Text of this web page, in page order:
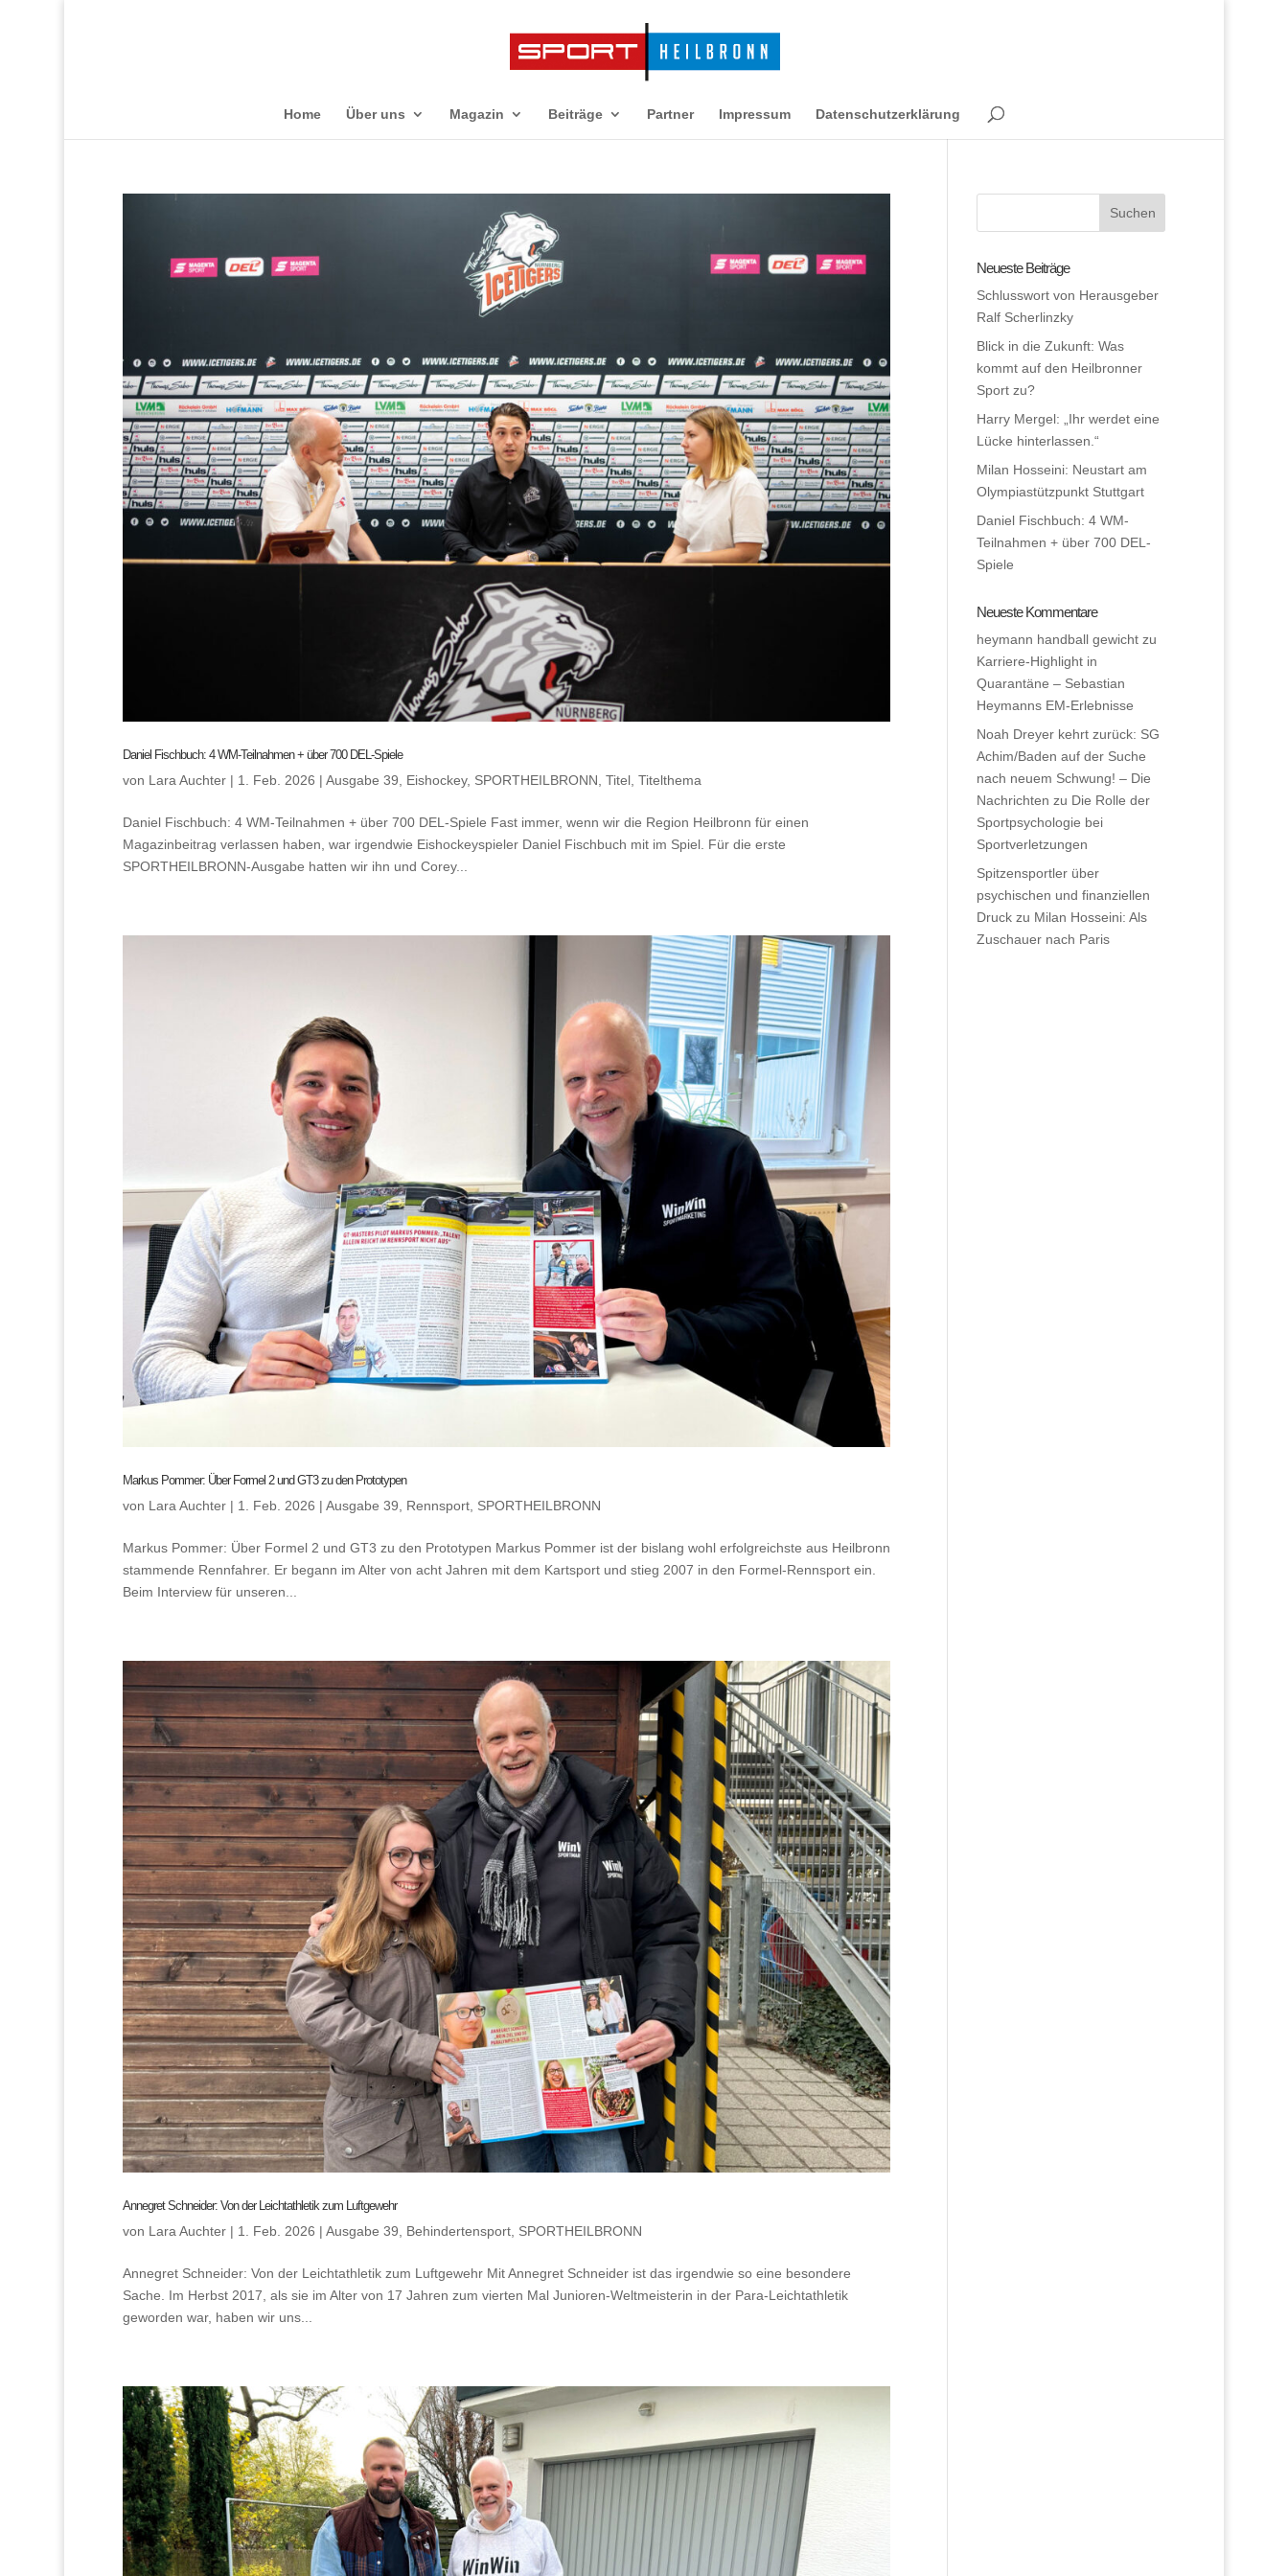
Home Über uns Magazin Beiträge Partner Impressum Datenschutzerklärung
Daniel Fischbuch: 4 WM-Teilnahmen + über 700 DEL-Spiele
von Lara Auchter| 1. Feb. 2026 | Ausgabe 39, Eishockey, SPORTHEILBRONN, Titel, Titelthema
Daniel Fischbuch: 4 WM-Teilnahmen + über 700 DEL-Spiele Fast immer, wenn wir die Region Heilbronn für einen
Magazinbeitrag verlassen haben, war irgendwie Eishockeyspieler Daniel Fischbuch mit im Spiel. Für die erste
SPORTHEILBRONN-Ausgabe hatten wir ihn und Corey...
Markus Pommer: Über Formel 2 und GT3 zu den Prototypen
von Lara Auchter| 1. Feb. 2026 | Ausgabe 39, Rennsport, SPORTHEILBRONN
Markus Pommer: Über Formel 2 und GT3 zu den Prototypen Markus Pommer ist der bislang wohl erfolgreichste aus Heilbronn
stammende Rennfahrer. Er begann im Alter von acht Jahren mit dem Kartsport und stieg 2007 in den Formel-Rennsport ein.
Beim Interview für unseren...
Annegret Schneider: Von der Leichtathletik zum Luftgewehr
von Lara Auchter| 1. Feb. 2026 | Ausgabe 39, Behindertensport, SPORTHEILBRONN
Annegret Schneider: Von der Leichtathletik zum Luftgewehr Mit Annegret Schneider ist das irgendwie so eine besondere
Sache. Im Herbst 2017, als sie im Alter von 17 Jahren zum vierten Mal Junioren-Weltmeisterin in der Para-Leichtathletik
geworden war, haben wir uns...
Neueste Beiträge
Schlusswort von Herausgeber
Ralf Scherlinzky
Blick in die Zukunft: Was
kommt auf den Heilbronner
Sport zu?
Harry Mergel: „Ihr werdet eine
Lücke hinterlassen.“
Milan Hosseini: Neustart am
Olympiastützpunkt Stuttgart
Daniel Fischbuch: 4 WM-
Teilnahmen + über 700 DEL-
Spiele
Neueste Kommentare
heymann handball gewicht zu
Karriere-Highlight in
Quarantäne – Sebastian
Heymanns EM-Erlebnisse
Noah Dreyer kehrt zurück: SG
Achim/Baden auf der Suche
nach neuem Schwung! – Die
Nachrichten zu Die Rolle der
Sportpsychologie bei
Sportverletzungen
Spitzensportler über
psychischen und finanziellen
Druck zu Milan Hosseini: Als
Zuschauer nach Paris